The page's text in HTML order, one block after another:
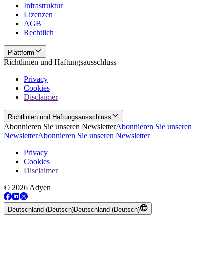
Infrastruktur
Lizenzen
AGB
Rechtlich
Plattform
Richtlinien und Haftungsausschluss
Privacy
Cookies
Disclaimer
Richtlinien und Haftungsausschluss
Abonnieren Sie unseren NewsletterAbonnieren Sie unseren
NewsletterAbonnieren Sie unseren Newsletter
Privacy
Cookies
Disclaimer
© 2026 Adyen
Deutschland (Deutsch)Deutschland (Deutsch)